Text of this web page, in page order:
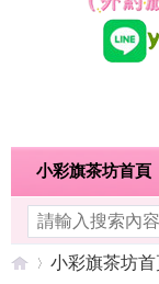
小彩旗茶坊首頁
明碼標價特惠專
小彩旗茶坊首